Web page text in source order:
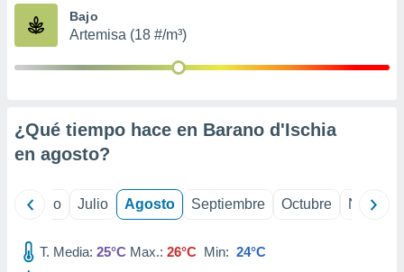
publicidad
de
Bajo
Artemisa (18 #/m³)
¿Qué tiempo hace en Barano d'Ischia
en agosto?
Junio Julio Agosto Septiembre Octubre
T. Media: 25°C Max.: 26°C Min: 24°C